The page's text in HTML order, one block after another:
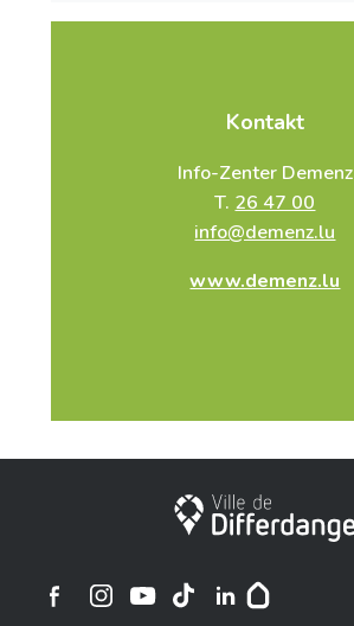
Kontakt
Info-Zenter Demenz
T. 26 47 00
info@demenz.lu
www.demenz.lu
Stadt Differdingen
Ville de Differdange sur Instagram